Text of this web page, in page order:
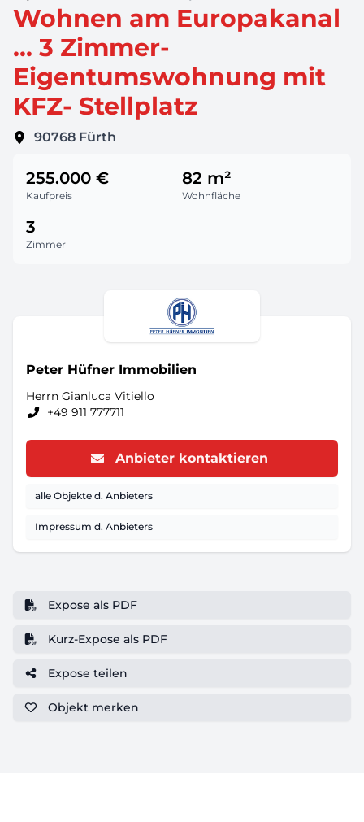
Wohnen am Europakanal
... 3 Zimmer-
Eigentumswohnung mit
KFZ- Stellplatz
90768 Fürth
Kaufpreis
255.000 €
Wohnfläche
82 m²
Zimmer
3
Peter Hüfner Immobilien
Herrn Gianluca Vitiello
+49 911 777711
Anbieter kontaktieren
alle Objekte d. Anbieters
Impressum d. Anbieters
Expose als PDF
Kurz-Expose als PDF
Expose teilen
Objekt merken